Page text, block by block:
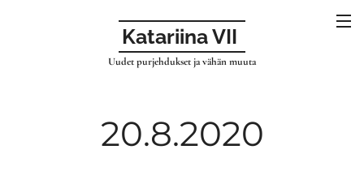
Katariina VII
Uudet purjehdukset ja vähän muuta
20.8.2020